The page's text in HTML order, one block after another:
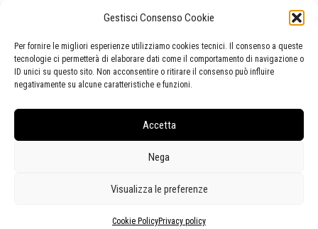
Gestisci Consenso Cookie
Per fornire le migliori esperienze utilizziamo cookies tecnici. Il consenso a queste
tecnologie ci permetterà di elaborare dati come il comportamento di navigazione o
ID unici su questo sito. Non acconsentire o ritirare il consenso può influire
negativamente su alcune caratteristiche e funzioni.
Accetta
Nega
Visualizza le preferenze
Cookie PolicyPrivacy policy
Cell:+39 338 5714978 (orario apertura Galleria)
Tel:
+39 0584 944580
(orario 09.00/13.00)
Email:gamc@comune.viareggio.lu.it
Segnalazione di inaccessibilità